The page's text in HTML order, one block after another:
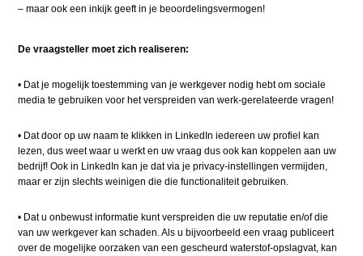
– maar ook een inkijk geeft in je beoordelingsvermogen!
De vraagsteller moet zich realiseren:
• Dat je mogelijk toestemming van je werkgever nodig hebt om sociale
media te gebruiken voor het verspreiden van werk-gerelateerde vragen!
• Dat door op uw naam te klikken in LinkedIn iedereen uw profiel kan
lezen, dus weet waar u werkt en uw vraag dus ook kan koppelen aan uw
bedrijf! Ook in LinkedIn kan je dat via je privacy-instellingen vermijden,
maar er zijn slechts weinigen die die functionaliteit gebruiken.
• Dat u onbewust informatie kunt verspreiden die uw reputatie en/of die
van uw werkgever kan schaden. Als u bijvoorbeeld een vraag publiceert
over de mogelijke oorzaken van een gescheurd waterstof-opslagvat, kan